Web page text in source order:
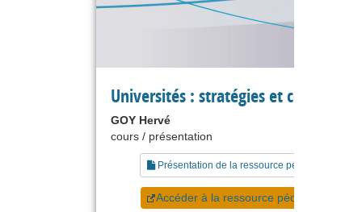
Universités : stratégies et
GOY Hervé
cours / présentation
Présentation de la ressource pédagogique
Accéder à la ressource pédagogique